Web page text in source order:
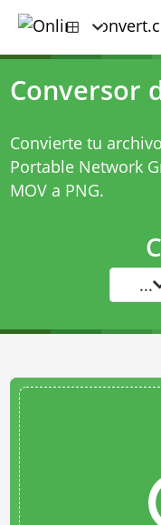
Conversor
Convierte tu
Portable Network
MOV a PNG.
...